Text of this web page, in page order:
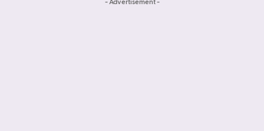
- Advertisement -